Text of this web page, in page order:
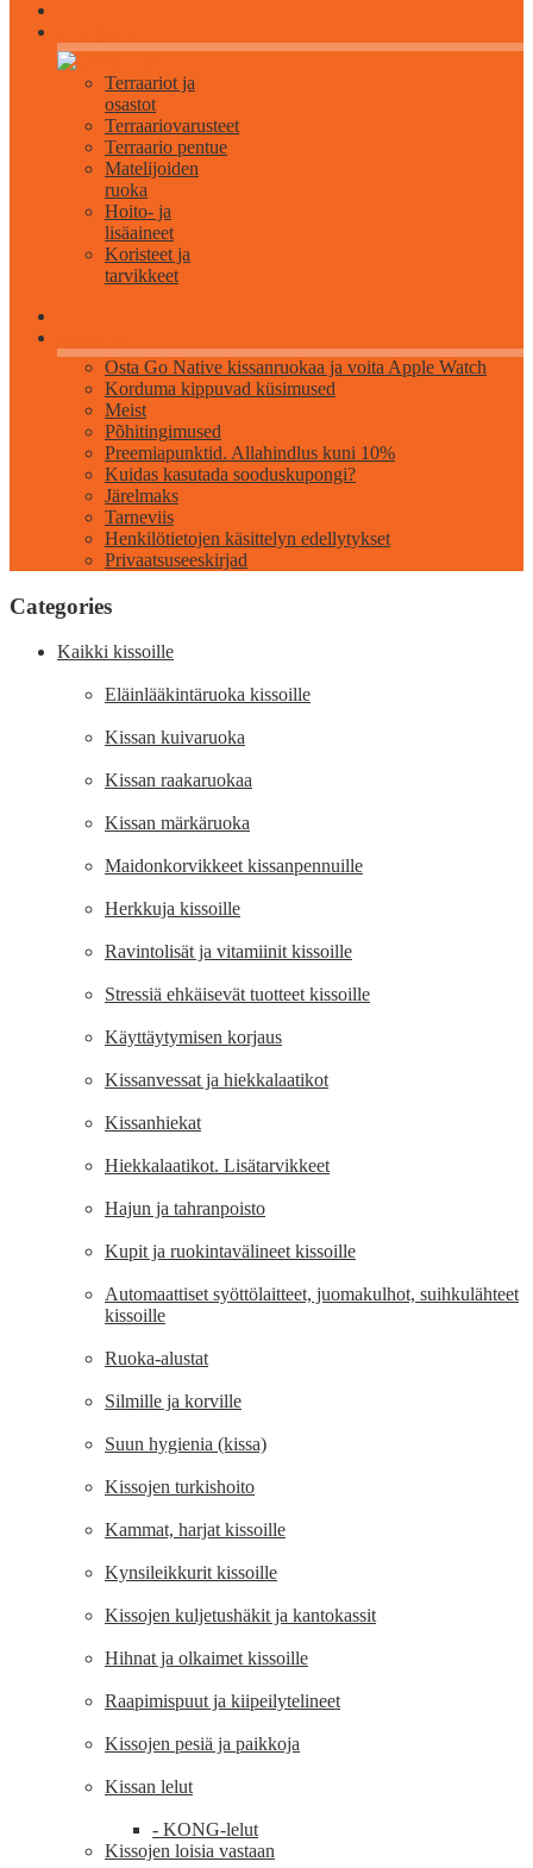
Terraariot ja
osastot
Terraariovarusteet
Terraario pentue
Matelijoiden
ruoka
Hoito- ja
lisäaineet
Koristeet ja
tarvikkeet
Osta Go Native kissanruokaa ja voita Apple Watch
Korduma kippuvad küsimused
Meist
Põhitingimused
Preemiapunktid. Allahindlus kuni 10%
Kuidas kasutada sooduskupongi?
Järelmaks
Tarneviis
Henkilötietojen käsittelyn edellytykset
Privaatsuseeskirjad
Categories
Kaikki kissoille
Eläinlääkintäruoka kissoille
Kissan kuivaruoka
Kissan raakaruokaa
Kissan märkäruoka
Maidonkorvikkeet kissanpennuille
Herkkuja kissoille
Ravintolisät ja vitamiinit kissoille
Stressiä ehkäisevät tuotteet kissoille
Käyttäytymisen korjaus
Kissanvessat ja hiekkalaatikot
Kissanhiekat
Hiekkalaatikot. Lisätarvikkeet
Hajun ja tahranpoisto
Kupit ja ruokintavälineet kissoille
Automaattiset syöttölaitteet, juomakulhot, suihkulähteet
kissoille
Ruoka-alustat
Silmille ja korville
Suun hygienia (kissa)
Kissojen turkishoito
Kammat, harjat kissoille
Kynsileikkurit kissoille
Kissojen kuljetushäkit ja kantokassit
Hihnat ja olkaimet kissoille
Raapimispuut ja kiipeilytelineet
Kissojen pesiä ja paikkoja
Kissan lelut
- KONG-lelut
Kissojen loisia vastaan